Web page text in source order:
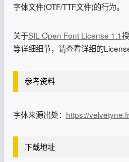
字体文件(OTF/TTF文件)的行为。
关于SIL Open Font License 1.1
等详细细节，请查看详细的
参考资料
字体来源出处： https://
下载地址